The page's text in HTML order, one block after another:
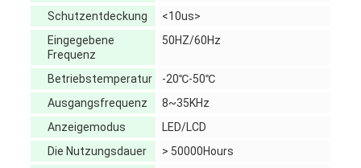
Schutzentdeckung
<10us>
Eingegebene
Frequenz
50HZ/60Hz
Betriebstemperatur
-20℃-50℃
Ausgangsfrequenz
8~35KHz
Anzeigemodus
LED/LCD
Die Nutzungsdauer
> 50000Hours